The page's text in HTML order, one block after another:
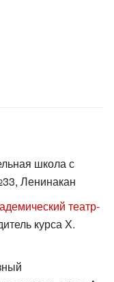
школа с
Ленинакан
театр-
курса Х.